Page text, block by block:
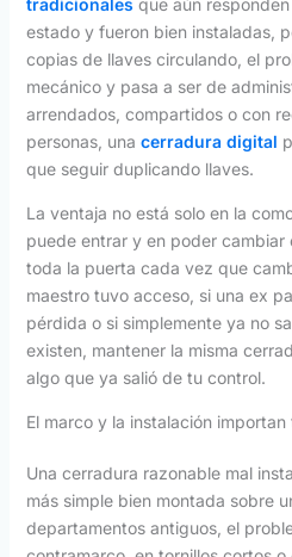
tradicionales que aún
estado y fueron bien instaladas,
copias de llaves circulando, el
mecánico y pasa a ser de
arrendados, compartidos o con
personas, una cerradura digital
que seguir duplicando llaves.
La ventaja no está solo en la
puede entrar y en poder cambiar
toda la puerta cada vez que
maestro tuvo acceso, si una ex
pérdida o si simplemente ya no
existen, mantener la misma
algo que ya salió de tu control.
El marco y la instalación
Una cerradura razonable mal
más simple bien montada sobre
departamentos antiguos, el